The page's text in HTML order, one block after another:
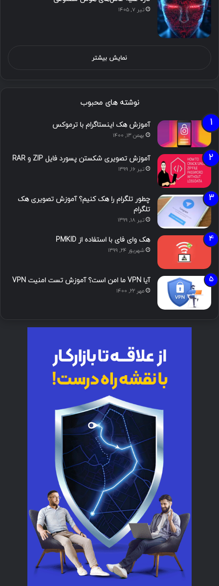
تیر ۷, ۱۴۰۵
نمایش بیشتر
نوشته های محبوب
آموزش هک اینستاگرام با ترموکس
بهمن ۱۳, ۱۴۰۰
آموزش تصویری شکستن پسورد فایل ZIP و RAR
تیر ۱۶, ۱۳۹۹
چطور تلگرام را هک کنیم؟ آموزش تصویری هک
تلگرام
تیر ۱۸, ۱۳۹۹
هک وای فای با استفاده از PMKID
شهریور ۲۴, ۱۳۹۹
آیا VPN ما امن است؟ آموزش تست امنیت VPN
مهر ۲۲, ۱۴۰۰